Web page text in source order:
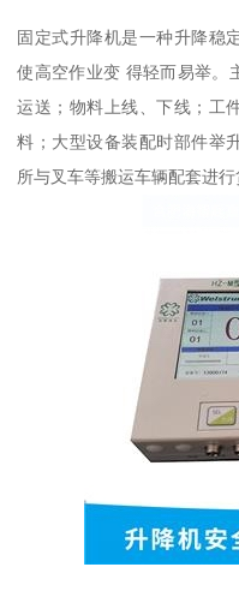
固定式升降机是一种升降稳
使高空作业变 得轻而易举。
运送；物料上线、下线；工
料；大型设备装配时部件举
所与叉车等搬运车辆配套进行